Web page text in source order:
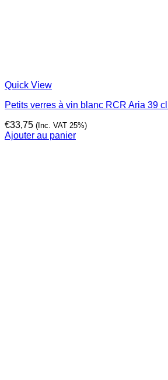
Quick View
Petits verres à vin blanc RCR Aria 39
€33,75 (Inc. VAT 25%)
Ajouter au panier